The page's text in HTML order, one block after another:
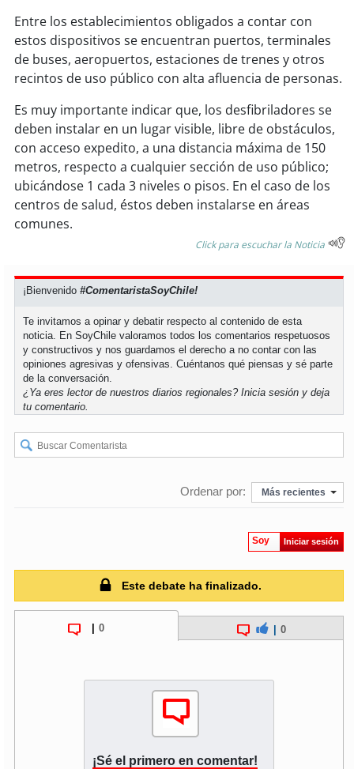
soytemuco
soyvaldivia
soy osorno
soypuertomontt
soychiloé
Entre los establecimientos obligados a contar con
estos dispositivos se encuentran puertos, terminales
de buses, aeropuertos, estaciones de trenes y otros
recintos de uso público con alta afluencia de personas.
Es muy importante indicar que, los desfibriladores se
deben instalar en un lugar visible, libre de obstáculos,
con acceso expedito, a una distancia máxima de 150
metros, respecto a cualquier sección de uso público;
ubicándose 1 cada 3 niveles o pisos. En el caso de los
centros de salud, éstos deben instalarse en áreas
comunes.
Click para escuchar la Noticia
¡Bienvenido#ComentaristaSoyChile!
Te invitamos a opinar y debatir respecto al contenido de esta
noticia. En SoyChile valoramos todos los comentarios respetuosos
y constructivos y nos guardamos el derecho a no contar con las
opiniones agresivas y ofensivas. Cuéntanos qué piensas y sé parte
de la conversación.
¿Ya eres lector de nuestros diarios regionales?Inicia sesión y deja
tu comentario.
Ordenar por: Más recientes
Soy Iniciar sesión
Este debate ha finalizado.
0 0
¡Sé el primero en comentar!